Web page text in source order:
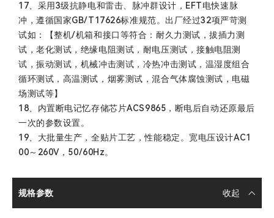
17、采用3级抗静电和雷击、脉冲群设计，EFT电快速脉
冲，遵循国家GB/T17626标准规范。出厂经过32项严苛测
试如：【整机/机箱和接口等符合：耐久力测试，拔插力测
试，老化测试，绝缘电阻测试，耐电压测试，接触电阻测
试，振动测试，机械冲击测试，冷热冲击测试，温湿度组合
循环测试，高温测试，烟雾测试，混合气体腐蚀测试，电磁
场测试等】
18、内置断电记忆存储芯片ACS9865，断电后自动还原最后
一次的参数设置。
19、大批量生产，全贴片工艺，性能稳定。宽电压设计AC1
00～260V，50/60Hz。
规格参数